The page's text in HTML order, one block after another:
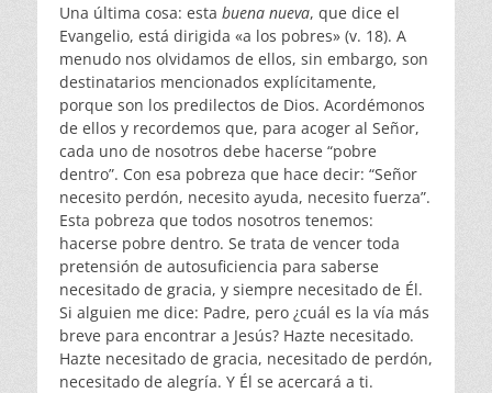
Una última cosa: esta buena nueva, que dice el
Evangelio, está dirigida «a los pobres» (v. 18). A
menudo nos olvidamos de ellos, sin embargo, son
destinatarios mencionados explícitamente,
porque son los predilectos de Dios. Acordémonos
de ellos y recordemos que, para acoger al Señor,
cada uno de nosotros debe hacerse “pobre
dentro”. Con esa pobreza que hace decir: “Señor
necesito perdón, necesito ayuda, necesito fuerza”.
Esta pobreza que todos nosotros tenemos:
hacerse pobre dentro. Se trata de vencer toda
pretensión de autosuficiencia para saberse
necesitado de gracia, y siempre necesitado de Él.
Si alguien me dice: Padre, pero ¿cuál es la vía más
breve para encontrar a Jesús? Hazte necesitado.
Hazte necesitado de gracia, necesitado de perdón,
necesitado de alegría. Y Él se acercará a ti.